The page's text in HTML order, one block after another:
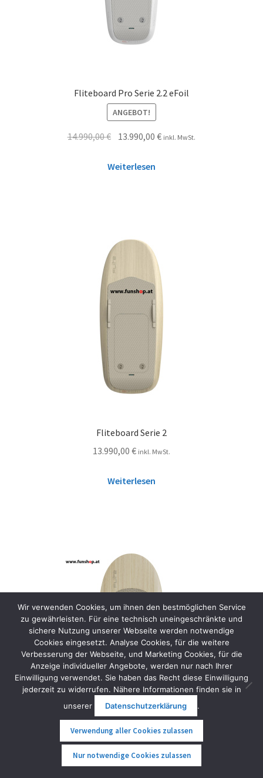
Fliteboard Pro Serie 2.2 eFoil
ANGEBOT!
14.990,00€ 13.990,00€ inkl. MwSt.
Weiterlesen
Fliteboard Serie 2
13.990,00 € inkl. MwSt.
Weiterlesen
Fliteboard 100 Series 3
17.190,00€–17.690,00€ inkl. MwSt.
Wir verwenden Cookies, um ihnen den bestmöglichen Service
zu gewährleisten. Für eine technisch uneingeschränkte und
sichere Nutzung unserer Webseite werden notwendige
Cookies eingesetzt. Analyse Cookies, für die weitere
Verbesserung der Webseite, und Marketing Cookies, für die
Anzeige individueller Angebote, werden nur nach Ihrer
Einwilligung verwendet. Sie haben das Recht diese Einwilligung
jederzeit zu widerrufen. Nähere Informationen finden sie in
unserer
Datenschutzerklärung .
Verwendung aller Cookies zulassen
Nur notwendige Cookies zulassen